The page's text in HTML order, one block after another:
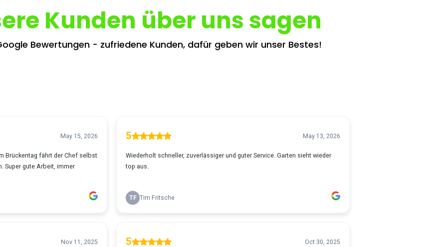
Kunden über uns sagen
Bewertungen - zufriedene Kunden, dafür geben wir unser Bestes!